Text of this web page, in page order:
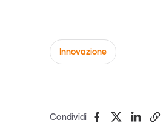
Innovazione
Condividi